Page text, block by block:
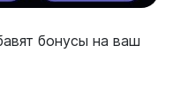
бонусы на ваш